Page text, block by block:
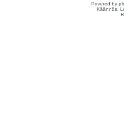
Povered by
Käännös,